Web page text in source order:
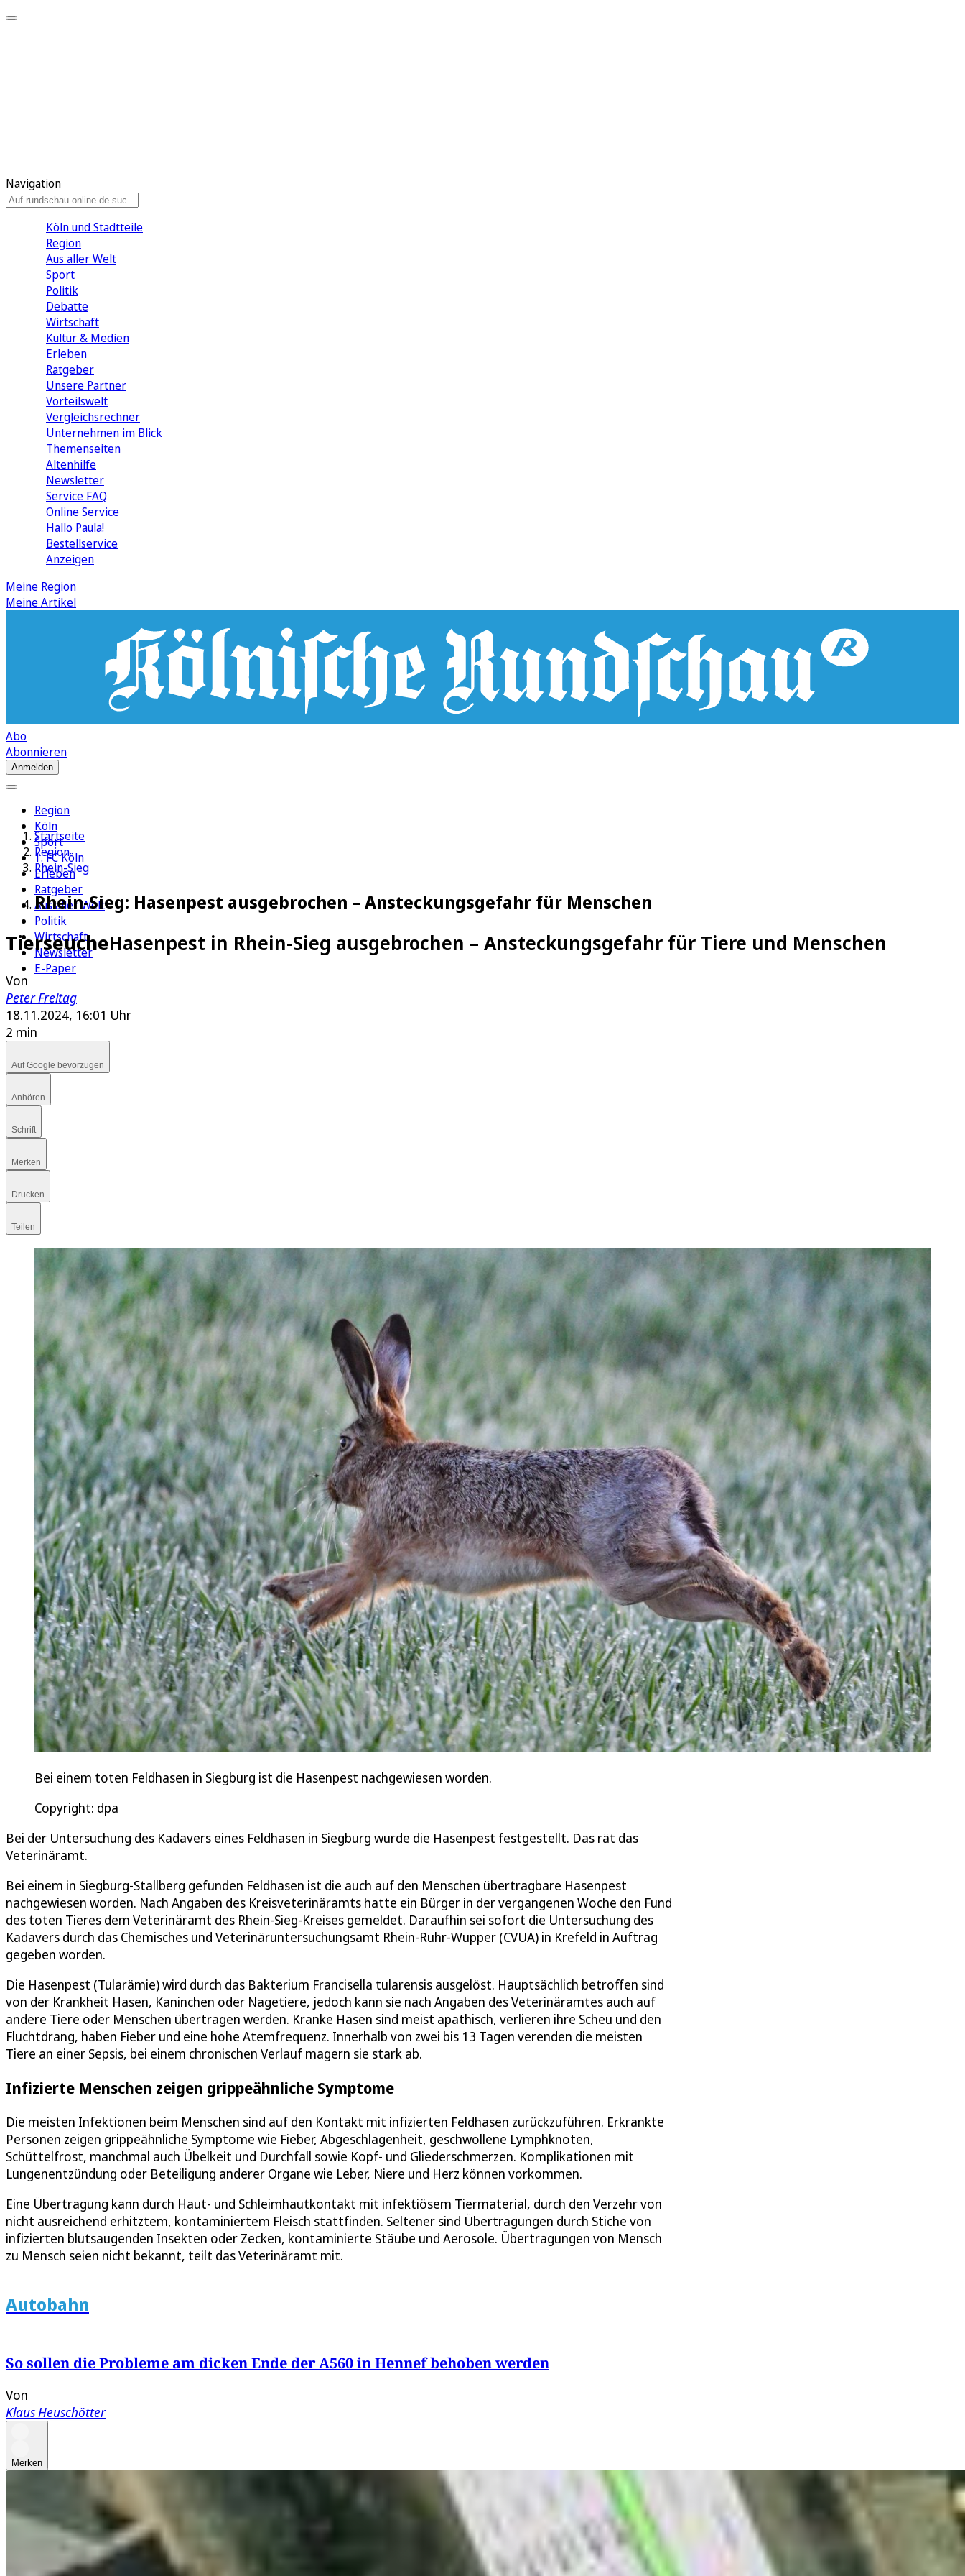
Navigation
Köln und Stadtteile
Region
Aus aller Welt
Sport
Politik
Debatte
Wirtschaft
Kultur & Medien
Erleben
Ratgeber
Unsere Partner
Vorteilswelt
Vergleichsrechner
Unternehmen im Blick
Themenseiten
Altenhilfe
Newsletter
Service FAQ
Online Service
Hallo Paula!
Bestellservice
Anzeigen
Meine Region
Meine Artikel
Abo
Abonnieren
Anmelden
Region
Köln
Sport
1. FC Köln
Erleben
Ratgeber
Aus aller Welt
Politik
Wirtschaft
Newsletter
E-Paper
Startseite
Region
Rhein-Sieg
Rhein-Sieg: Hasenpest ausgebrochen – Ansteckungsgefahr für Menschen
TierseucheHasenpest in Rhein-Sieg ausgebrochen – Ansteckungsgefahr für Tiere und Menschen
Von
Peter Freitag
18.11.2024, 16:01 Uhr
2 min
Auf Google bevorzugen
Anhören
Schrift
Merken
Drucken
Teilen
Bei einem toten Feldhasen in Siegburg ist die Hasenpest nachgewiesen worden.
Copyright: dpa
Bei der Untersuchung des Kadavers eines Feldhasen in Siegburg wurde die Hasenpest festgestellt. Das rät das
Veterinäramt.
Bei einem in Siegburg-Stallberg gefunden Feldhasen ist die auch auf den Menschen übertragbare Hasenpest
nachgewiesen worden. Nach Angaben des Kreisveterinäramts hatte ein Bürger in der vergangenen Woche den Fund
des toten Tieres dem Veterinäramt des Rhein-Sieg-Kreises gemeldet. Daraufhin sei sofort die Untersuchung des
Kadavers durch das Chemisches und Veterinäruntersuchungsamt Rhein-Ruhr-Wupper (CVUA) in Krefeld in Auftrag
gegeben worden.
Die Hasenpest (Tularämie) wird durch das Bakterium Francisella tularensis ausgelöst. Hauptsächlich betroffen sind
von der Krankheit Hasen, Kaninchen oder Nagetiere, jedoch kann sie nach Angaben des Veterinäramtes auch auf
andere Tiere oder Menschen übertragen werden. Kranke Hasen sind meist apathisch, verlieren ihre Scheu und den
Fluchtdrang, haben Fieber und eine hohe Atemfrequenz. Innerhalb von zwei bis 13 Tagen verenden die meisten
Tiere an einer Sepsis, bei einem chronischen Verlauf magern sie stark ab.
Infizierte Menschen zeigen grippeähnliche Symptome
Die meisten Infektionen beim Menschen sind auf den Kontakt mit infizierten Feldhasen zurückzuführen. Erkrankte
Personen zeigen grippeähnliche Symptome wie Fieber, Abgeschlagenheit, geschwollene Lymphknoten,
Schüttelfrost, manchmal auch Übelkeit und Durchfall sowie Kopf- und Gliederschmerzen. Komplikationen mit
Lungenentzündung oder Beteiligung anderer Organe wie Leber, Niere und Herz können vorkommen.
Eine Übertragung kann durch Haut- und Schleimhautkontakt mit infektiösem Tiermaterial, durch den Verzehr von
nicht ausreichend erhitztem, kontaminiertem Fleisch stattfinden. Seltener sind Übertragungen durch Stiche von
infizierten blutsaugenden Insekten oder Zecken, kontaminierte Stäube und Aerosole. Übertragungen von Mensch
zu Mensch seien nicht bekannt, teilt das Veterinäramt mit.
Autobahn
So sollen die Probleme am dicken Ende der A560 in Hennef behoben werden
Von
Klaus Heuschötter
Merken